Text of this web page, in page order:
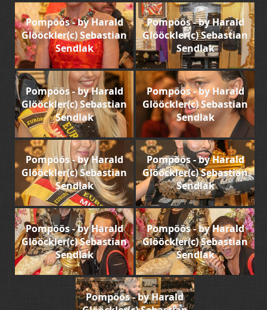
Pompöös - by Harald
Glööckler(c) Sebastian
Sendlak
Pompöös - by Harald
Glööckler(c) Sebastian
Sendlak
Pompöös - by Harald
Glööckler(c) Sebastian
Sendlak
Pompöös - by Harald
Glööckler(c) Sebastian
Sendlak
Pompöös - by Harald
Glööckler(c) Sebastian
Sendlak
Pompöös - by Harald
Glööckler(c) Sebastian
Sendlak
Pompöös - by Harald
Glööckler(c) Sebastian
Sendlak
Pompöös - by Harald
Glööckler(c) Sebastian
Sendlak
Pompöös - by Harald